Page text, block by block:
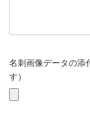
名刺画像データの
す）